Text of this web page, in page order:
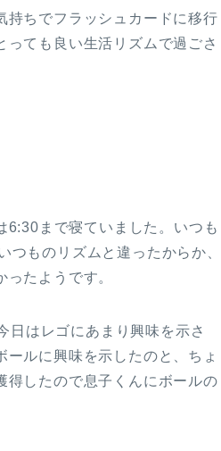
持ちでフラッシュカードに移行
ても良い生活リズムで過ごさ
6:30まで寝ていました。いつも
ものリズムと違ったからか、
たようです。
日はレゴにあまり興味を示さ
ルに興味を示したのと、ちょ
得したので息子くんにボールの